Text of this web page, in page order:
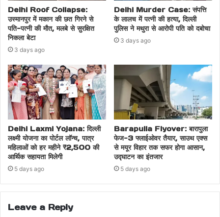
Delhi News today Delhi police inaction
gym attack Delhi husband attacked gym
Latest Delhi News
police negligence Delhi
public safety Delhi violent attack Delhi
Violent Crime Delhi
Delhi Roof Collapse:
उस्मानपुर में मकान की छत गिरने से
पति-पत्नी की मौत, मलबे से सुरक्षित
निकला बेटा
3 days ago
Delhi Murder Case: संपत्ति
के लालच में पत्नी की हत्या, दिल्ली
पुलिस ने मथुरा से आरोपी पति को दबोचा
3 days ago
Delhi Laxmi Yojana: दिल्ली
लक्ष्मी योजना का पोर्टल लॉन्च, पात्र
महिलाओं को हर महीने ₹2,500 की
आर्थिक सहायता मिलेगी
5 days ago
Barapulla Flyover: बारापुला
फेज-3 फ्लाईओवर तैयार, साउथ एक्स
से मयूर विहार तक सफर होगा आसान,
उद्घाटन का इंतजार
5 days ago
Leave a Reply